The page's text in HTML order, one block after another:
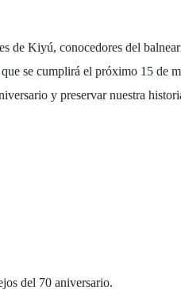
de Kiyú, conocedores del
se cumplirá el próximo 15 de
y preservar nuestra
del 70 aniversario.